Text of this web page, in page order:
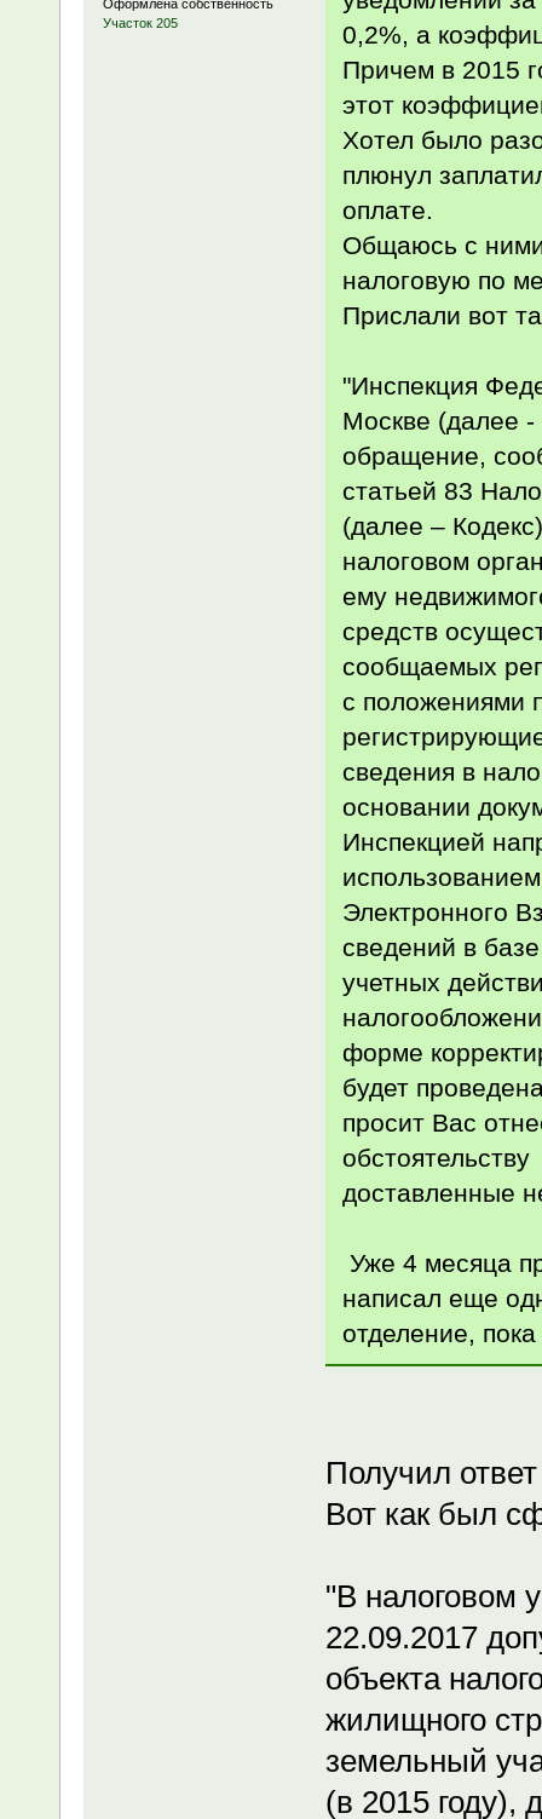
Оформлена собственность
Участок 205
0,2%, а
Причем в 2015
этот
Хотел было
плюнул
оплате.
Общаюсь с ними
налоговую по
Прислали вот
"Инспекция
Москве (далее
обращение,
статьей 83
(далее –
налоговом
ему
средств
сообщаемых
с положениями
сведения в
основании
Инспекцией
Электронного
сведений в
учетных
форме
будет
просит Вас
доставленные
Уже 4 месяца
написал еще
отделение,
Получил
Вот как был
"В налоговом
22.09.2017
объекта
жилищного
земельный
(в 2015 году),